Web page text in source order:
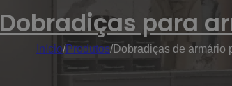
Dobradiças para
Início/Produtos/Dobradiças de armário